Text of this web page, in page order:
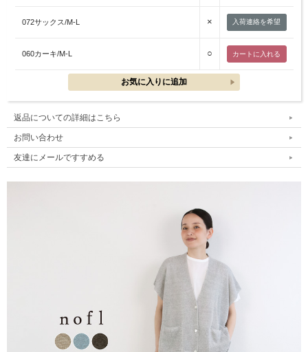
072サックス/M-L × 入荷連絡を希望
060カーキ/M-L ○
返品についての詳細はこちら
お問い合わせ
友達にメールですすめる